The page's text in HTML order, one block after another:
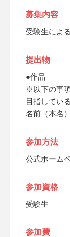
募集内容
受験生によ
提出物
●作品
※以下の事
目指してい
名前（本名
参加方法
公式ホーム
参加資格
受験生
参加費